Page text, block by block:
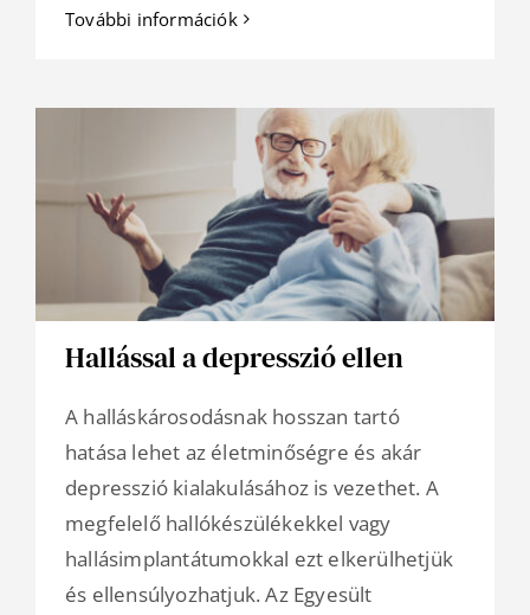
További információk
Hallással a depresszió ellen
A halláskárosodásnak hosszan tartó
hatása lehet az életminőségre és akár
depresszió kialakulásához is vezethet. A
megfelelő hallókészülékekkel vagy
hallásimplantátumokkal ezt elkerülhetjük
és ellensúlyozhatjuk. Az Egyesült